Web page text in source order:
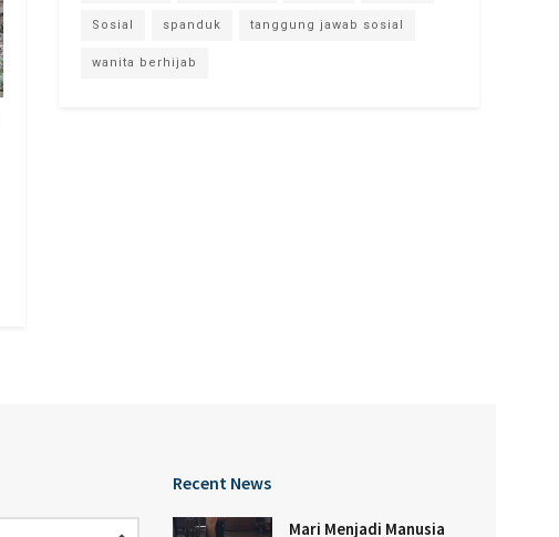
Sosial spanduk tanggung jawab sosial
wanita berhijab
Recent News
Mari Menjadi Manusia